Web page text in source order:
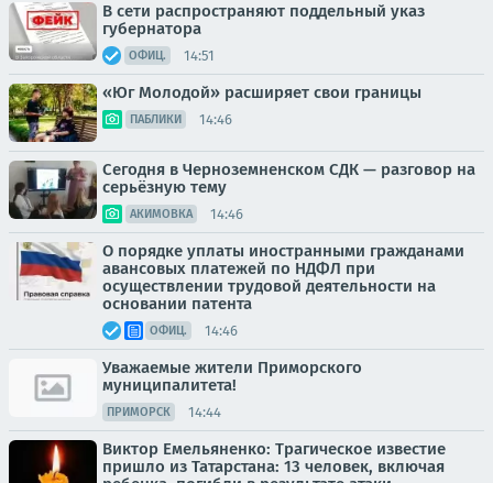
В сети распространяют поддельный указ
губернатора
ОФИЦ. 14:51
«Юг Молодой» расширяет свои границы
ПАБЛИКИ 14:46
Сегодня в Черноземненском СДК — разговор на
серьёзную тему
АКИМОВКА 14:46
О порядке уплаты иностранными гражданами
авансовых платежей по НДФЛ при
осуществлении трудовой деятельности на
основании патента
ОФИЦ. 14:46
Уважаемые жители Приморского
муниципалитета!
ПРИМОРСК 14:44
Виктор Емельяненко: Трагическое известие
пришло из Татарстана: 13 человек, включая